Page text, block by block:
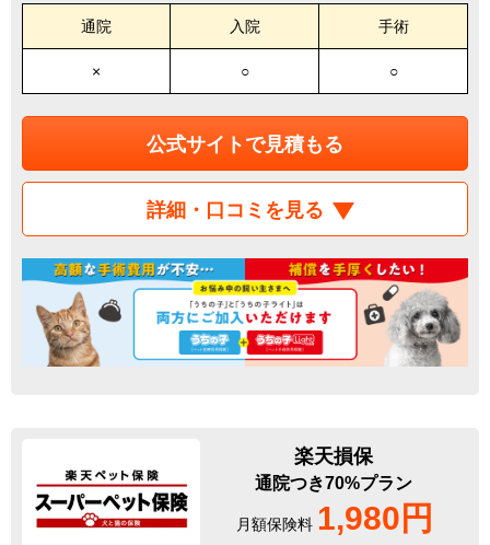
通院 入院 手術
× ○ ○
公式サイトで見積もる
詳細・口コミを見る
楽天損保
通院つき70%プラン
月額保険料 1,980円